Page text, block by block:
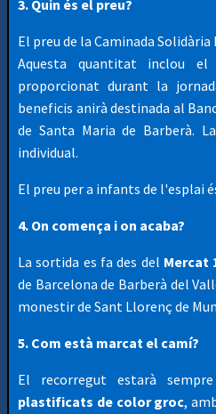
3. Quin és el preu?
El preu de la Caminada Solidària
Aquesta quantitat inclou
proporcionat durant la
beneficis anirà destinada al
de Santa Maria de Barberà.
individual.
El preu per a infants de l'esplai
4. On comença i on acaba?
La sortida es fa des del Mercat
de Barcelona de Barberà del
monestir de Sant Llorenç de
5. Com està marcat el camí?
El recorregut estarà
plastificats de color groc,